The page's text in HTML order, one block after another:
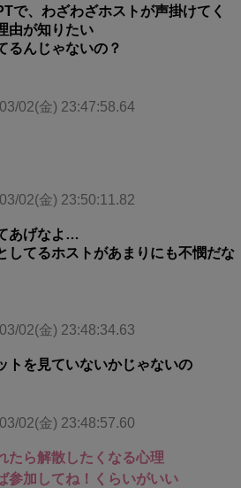
で、わざわざホストが声掛けてく
由が知りたい
るんじゃないの？
02(金) 23:47:58.64
02(金) 23:50:11.82
あげなよ…
してるホストがあまりにも不憫だな
02(金) 23:48:34.63
トを見ていないかじゃないの
02(金) 23:48:57.60
たら解散したくなる心理
参加してね！くらいがいい